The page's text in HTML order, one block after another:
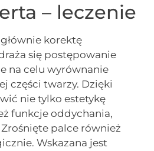
– leczenie
korektę
się postępowanie
na celu wyrównanie
części twarzy. Dzięki
nie tylko estetykę
funkcje oddychania,
palce również
Wskazana jest